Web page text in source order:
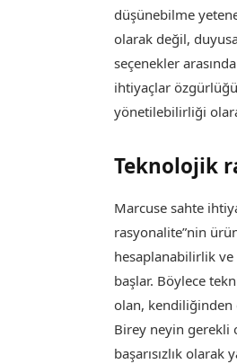
düşünebilme
olarak değil,
seçenekler
ihtiyaçlar
yönetilebilirliği
Teknolojik
Marcuse sahte
rasyonalite”nin
hesaplanabilirlik ve
başlar. Böylece
olan, kendiliğinden
Birey neyin gerekli
başarısızlık